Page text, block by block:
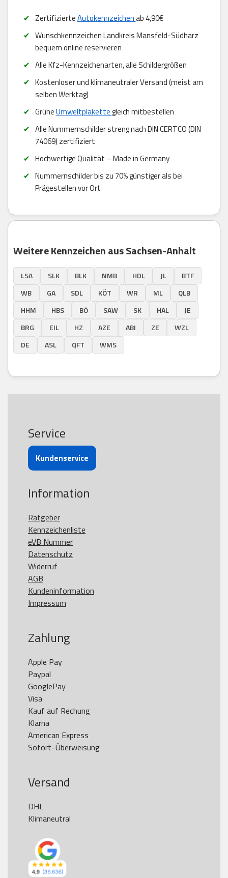
ZertifizierteAutokennzeichenab 4,90€
Wunschkennzeichen Landkreis Mansfeld-Südharz
bequem online reservieren
Alle Kfz-Kennzeichenarten, alle Schildergrößen
Kostenloser und klimaneutraler Versand (meist am
selben Werktag)
GrüneUmweltplakettegleich mitbestellen
Alle Nummernschilder streng nach DIN CERTCO (DIN
74069) zertifiziert
Hochwertige Qualität – Made in Germany
Nummernschilder bis zu 70% günstiger als bei
Prägestellen vor Ort
Weitere Kennzeichen aus Sachsen-Anhalt
LSA SLK BLK NMB HDL JL
BTF
WB
GA SDL KÖT WR ML
QLB
HHM
HBS BÖ SAW SK HAL
JE
BRG
EIL HZ AZE ABI ZE
WZL
DE
ASL QFT WMS
Service
Kundenservice
Information
Ratgeber
Kennzeichenliste
eVB Nummer
Datenschutz
Widerruf
AGB
Kundeninformation
Impressum
Zahlung
Apple Pay
Paypal
GooglePay
Visa
Kauf auf Rechung
Klarna
American Express
Versand
DHL
Klimaneutral